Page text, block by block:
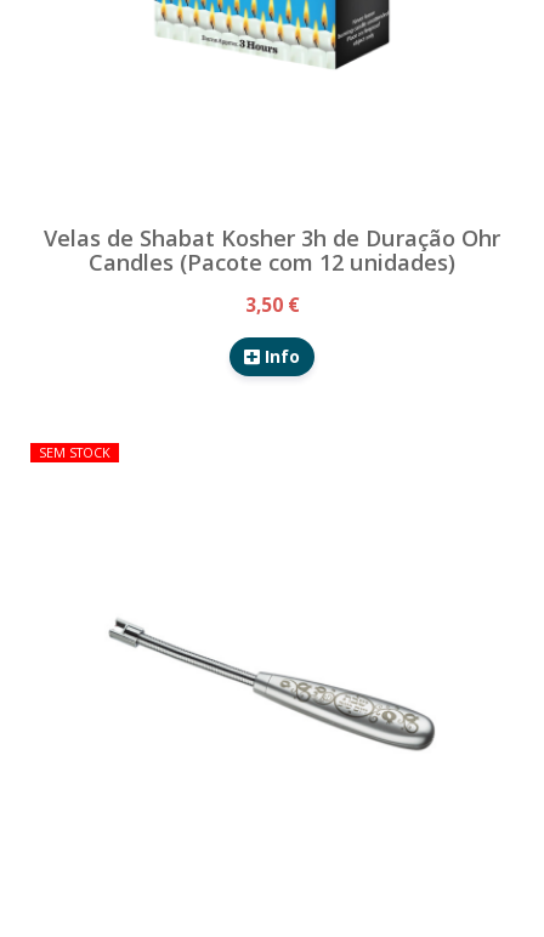
Velas de Shabat Kosher 3h de Duração Ohr
Candles (Pacote com 12 unidades)
3,50 €
Info
SEM STOCK